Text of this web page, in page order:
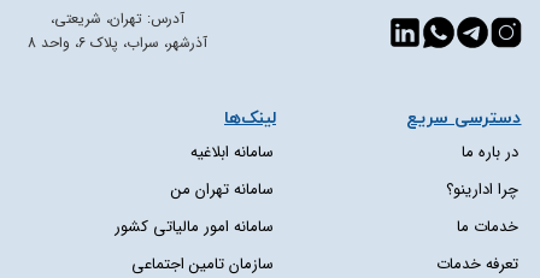
در باره ما
چرا ادارینو؟
خدمات ما
تعرفه خدمات
دسترسی سریع​​​​​​​ لینک‌ها
سامانه ابلاغیه
سامانه تهران من
سامانه امور مالیاتی کشور
سازمان تامین اجتماعی
آدرس: تهران، شریعتی،
آذرشهر، سراب، پلاک 6، واحد 8